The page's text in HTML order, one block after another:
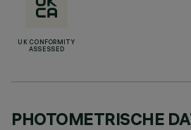
UK CONFORMITY
ASSESSED
PHOTOMETRISCHE